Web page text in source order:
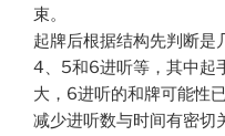
束。
起牌后根据结构先判断是
4、5和6进听等，其中起
大，6进听的和牌可能性
减少进听数与时间有密切